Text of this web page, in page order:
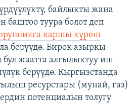
байлыкты жана
баштоо туура болот деп
каршы күрөш
берүүдө. Бирок азыркы
бул жаатта алгылыктуу иш
берүүдө. Кыргызстанда
ресурстары (мунай, газ)
потенциалын толугу